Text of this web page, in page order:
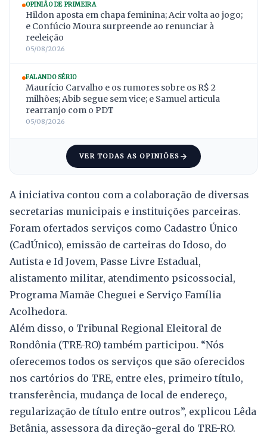
OPINIÃO DE PRIMEIRA
Hildon aposta em chapa feminina; Acir volta ao jogo;
e Confúcio Moura surpreende ao renunciar à
reeleição
05/08/2026
FALANDO SÉRIO
Maurício Carvalho e os rumores sobre os R$ 2
milhões; Abib segue sem vice; e Samuel articula
rearranjo com o PDT
05/08/2026
VER TODAS AS OPINIÕES
A iniciativa contou com a colaboração de diversas
secretarias municipais e instituições parceiras.
Foram ofertados serviços como Cadastro Único
(CadÚnico), emissão de carteiras do Idoso, do
Autista e Id Jovem, Passe Livre Estadual,
alistamento militar, atendimento psicossocial,
Programa Mamãe Cheguei e Serviço Família
Acolhedora.
Além disso, o Tribunal Regional Eleitoral de
Rondônia (TRE-RO) também participou. “Nós
oferecemos todos os serviços que são oferecidos
nos cartórios do TRE, entre eles, primeiro título,
transferência, mudança de local de endereço,
regularização de título entre outros”, explicou Lêda
Betânia, assessora da direção-geral do TRE-RO.